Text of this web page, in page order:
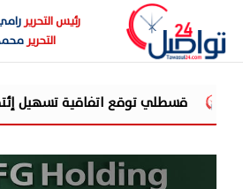
رئيس التحرير
التحرير
تسهيل إئتماني مع البنك الأهلي